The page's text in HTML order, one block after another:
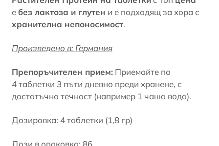
ебез лактоза и глутен и е подходящ за хора с
хранителна непоносимост.
Произведено в: Германия
Препоръчителен прием: Приемайте по
4 таблетки 3 пъти дневно преди хранене, с
достатъчно течност (например 1 чаша вода).
Дозировка: 4 таблетки (1,8 гр)
Дози в опаковка: 86